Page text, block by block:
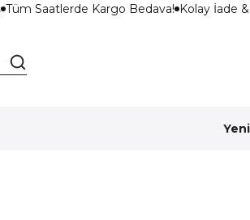
Tüm Saatlerde Kargo Bedava! Kolay İade